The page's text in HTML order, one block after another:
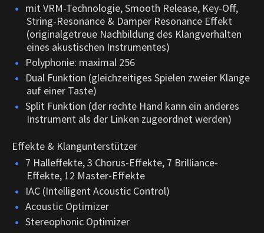
mit VRM-Technologie, Smooth Release, Key-Off,
String-Resonance & Damper Resonance Effekt
(originalgetreue Nachbildung des Klangverhalten
eines akustischen Instrumentes)
Polyphonie: maximal 256
Dual Funktion (gleichzeitiges Spielen zweier Klänge
auf einer Taste)
Split Funktion (der rechte Hand kann ein anderes
Instrument als der Linken zugeordnet werden)
Effekte & Klangunterstützer
7 Halleffekte, 3 Chorus-Effekte, 7 Brilliance-
Effekte, 12 Master-Effekte
IAC (Intelligent Acoustic Control)
Acoustic Optimizer
Stereophonic Optimizer